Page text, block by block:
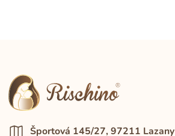
Športová 145/27, 97211 Lazany